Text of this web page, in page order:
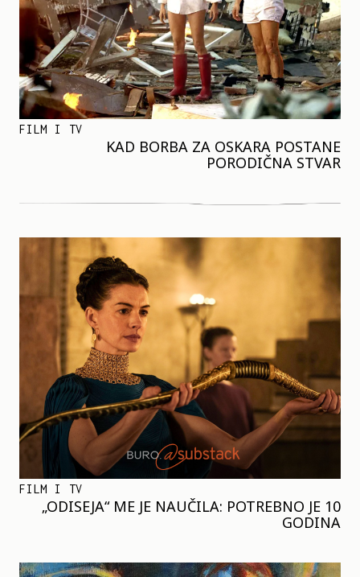
FILM I TV
KAD BORBA ZA OSKARA POSTANE
PORODIČNA STVAR
FILM I TV
„ODISEJA“ ME JE NAUČILA: POTREBNO JE 10
GODINA